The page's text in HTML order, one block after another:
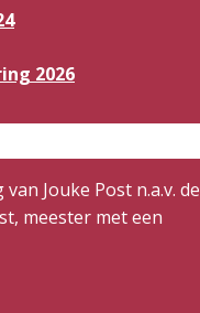
2026
Jouke Post n.a.v. de
meester met een